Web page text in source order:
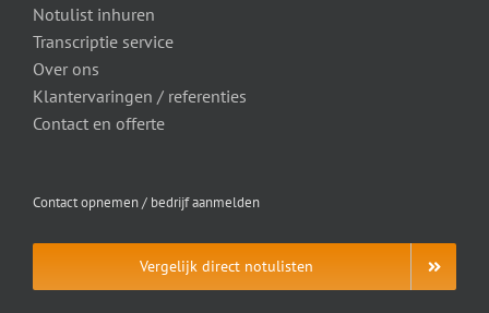
Notulist inhuren
Transcriptie service
Over ons
Klantervaringen / referenties
Contact en offerte
Contact opnemen / bedrijf aanmelden
Vergelijk direct notulisten